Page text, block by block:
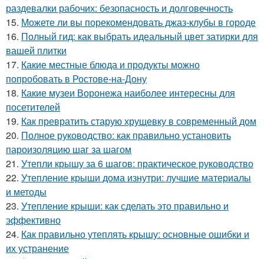
раздевалки рабочих: безопасность и долговечность
15. Можете ли вы порекомендовать джаз-клубы в городе
16. Полный гид: как выбрать идеальный цвет затирки для
вашей плитки
17. Какие местные блюда и продукты можно
попробовать в Ростове-на-Дону
18. Какие музеи Воронежа наиболее интересны для
посетителей
19. Как превратить старую хрущевку в современный дом
20. Полное руководство: как правильно установить
пароизоляцию шаг за шагом
21. Утепли крышу за 6 шагов: практическое руководство
22. Утепление крыши дома изнутри: лучшие материалы
и методы
23. Утепление крыши: как сделать это правильно и
эффективно
24. Как правильно утеплять крышу: основные ошибки и
их устранение